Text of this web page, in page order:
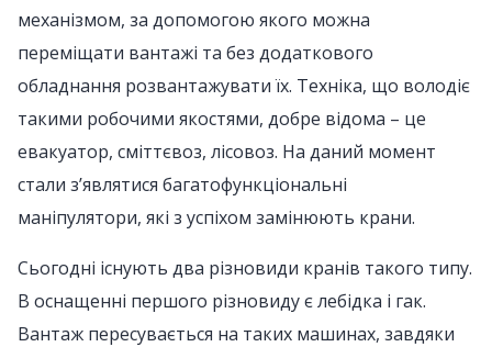
механізмом, за допомогою якого можна
переміщати вантажі та без додаткового
обладнання розвантажувати їх. Техніка, що володіє
такими робочими якостями, добре відома – це
евакуатор, сміттєвоз, лісовоз. На даний момент
стали з’являтися багатофункціональні
маніпулятори, які з успіхом замінюють крани.
Сьогодні існують два різновиди кранів такого типу.
В оснащенні першого різновиду є лебідка і гак.
Вантаж пересувається на таких машинах, завдяки